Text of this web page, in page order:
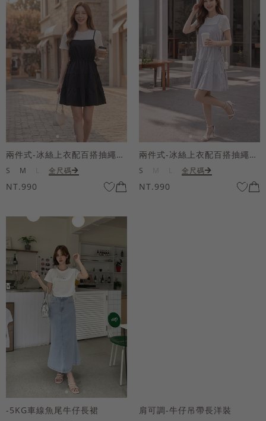
兩件式-冰絲上衣配百搭抽繩短洋裝
S M 全尺碼
NT.990
兩件式-冰絲上衣配百搭抽繩短洋裝
S 全尺碼
NT.990
-5KG車線魚尾牛仔長裙 肩可調-牛仔吊帶長洋裝